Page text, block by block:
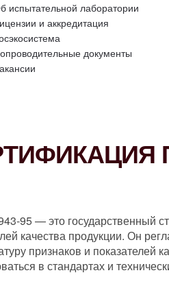
испытательной лаборатории
и аккредитация
документы
95 — это государственный
качества продукции. Он
признаков и показателей
в стандартах и